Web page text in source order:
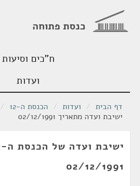
כנסת פתוחה
ח"כים וסיעות
ועדות
דף הבית / ועדות / הכנסת ה-12 /
ישיבת ועדה מתאריך 02/12/1991
02/12/1991